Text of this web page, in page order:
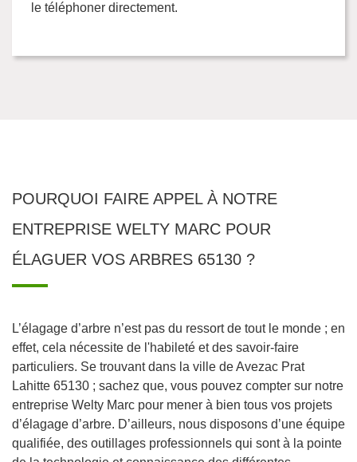
le téléphoner directement.
POURQUOI FAIRE APPEL À NOTRE
ENTREPRISE WELTY MARC POUR
ÉLAGUER VOS ARBRES 65130 ?
L’élagage d’arbre n’est pas du ressort de tout le monde ; en
effet, cela nécessite de l'habileté et des savoir-faire
particuliers. Se trouvant dans la ville de Avezac Prat
Lahitte 65130 ; sachez que, vous pouvez compter sur notre
entreprise Welty Marc pour mener à bien tous vos projets
d’élagage d’arbre. D’ailleurs, nous disposons d’une équipe
qualifiée, des outillages professionnels qui sont à la pointe